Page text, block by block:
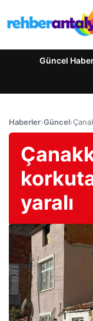
Güncel
Haberler›Güncel›
yaralı